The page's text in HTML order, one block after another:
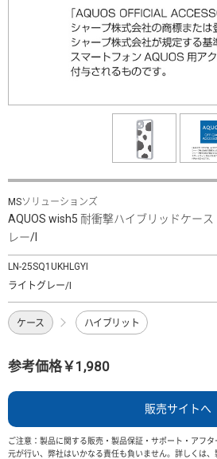
MSソリューションズ
AQUOS wish5 耐衝撃ハイブリッドケー
レー/I
LN-25SQ1UKHLGYI
ライトグレー/I
ケース ハイブリット
参考価格￥1,980
販売サイトへ
ご注意：製品に関する販売・製品保証・サポート・アフ
元が行い、弊社はいかなる責任も負いません。詳しくは